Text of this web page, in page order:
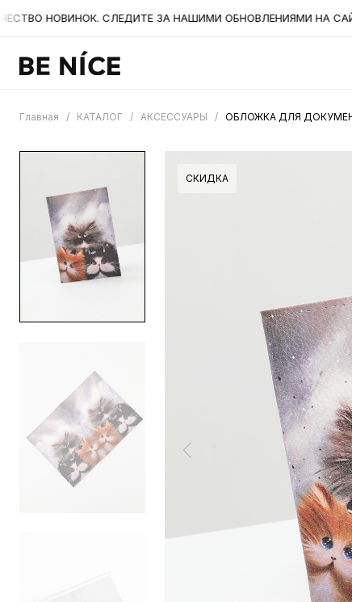
НОВИНОК. СЛЕДИТЕ ЗА НАШИМИ ОБНОВЛЕНИЯМИ НА
Главная / КАТАЛОГ / АКСЕССУАРЫ / ОБЛОЖКА ДЛЯ
СКИДКА